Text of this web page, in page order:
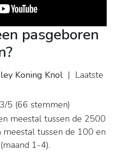
pasgeboren
Koning Knol | Laatste
5 (66 stemmen)
meestal tussen de 2500
tussen de 100 en
1-4).